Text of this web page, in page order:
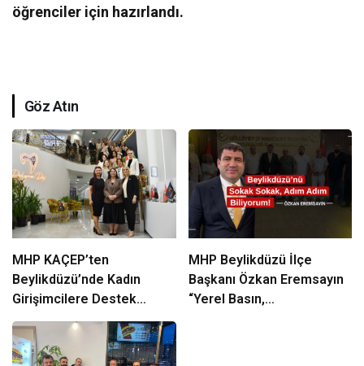
öğrenciler için hazırlandı.
Göz Atın
MHP KAÇEP’ten
Beylikdüzü’nde Kadın
Girişimcilere Destek
Çıkarması
MHP Beylikdüzü İlçe
Başkanı Özkan Eremsayın
“Yerel Basın,